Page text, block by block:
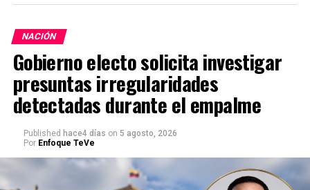
NACIÓN
Gobierno electo solicita investigar
presuntas irregularidades
detectadas durante el empalme
Published hace4 días on 5 agosto, 2026
Por Enfoque TeVe